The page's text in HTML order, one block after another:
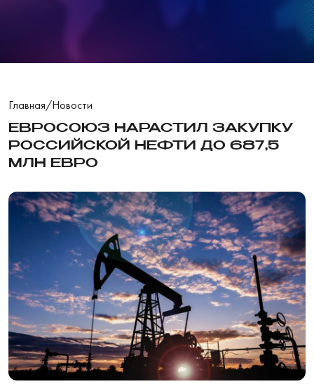
Главная/Новости
ЕВРОСОЮЗ НАРАСТИЛ ЗАКУПКУ
РОССИЙСКОЙ НЕФТИ ДО 687,5
МЛН ЕВРО